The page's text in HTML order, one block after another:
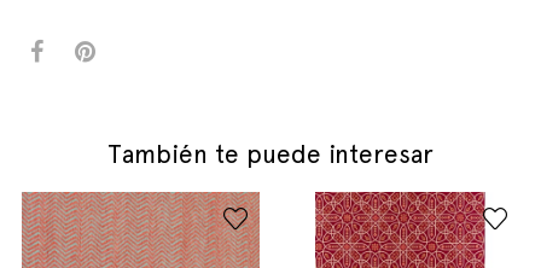
También te puede interesar